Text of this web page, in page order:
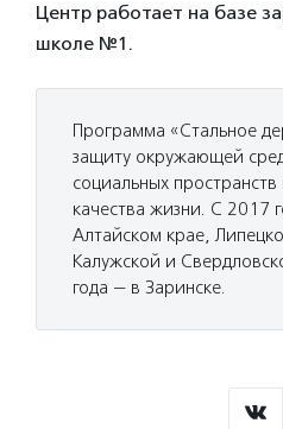
Центр работает на базе
школе №1.
Программа «Стальное
защиту окружающей
социальных
качества жизни. С 2017
Алтайском крае,
Калужской и
года — в Заринске.